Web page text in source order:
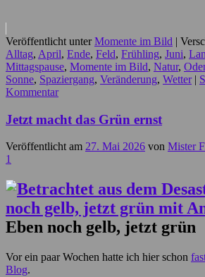
Veröffentlicht unter Momente im Bild |
Alltag, April, Ende, Feld, Frühling, Juni,
Mittagspause, Momente im Bild, Natur,
Sonne, Spaziergang, Veränderung, Wetter |
Kommentar
Jetzt macht das Grün ernst
Veröffentlicht am 27. Mai 2026 von Mister
1
Eben noch gelb, jetzt grün
Vor ein paar Wochen hatte ich hier schon
Blog.